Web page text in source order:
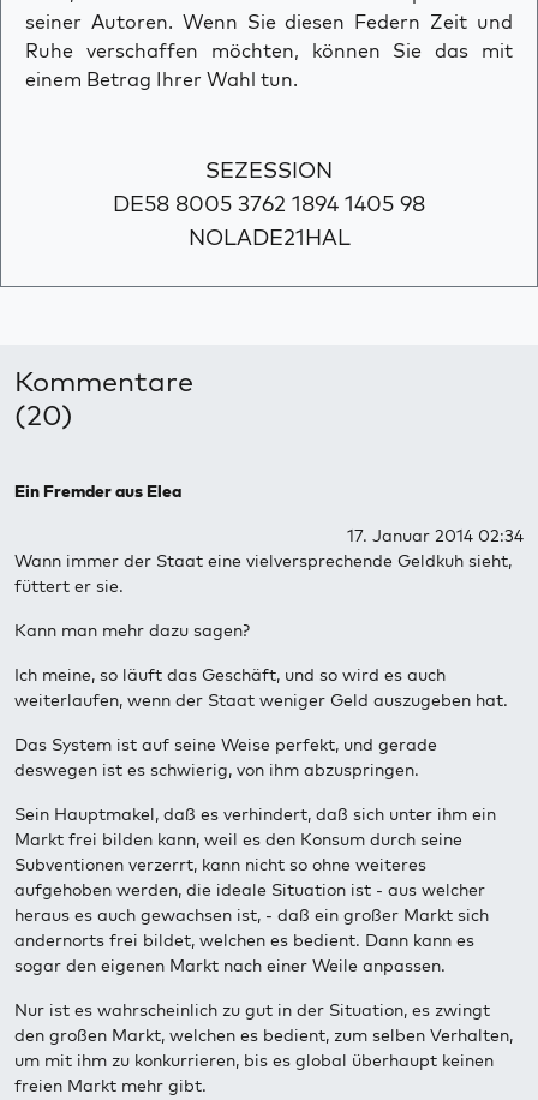
seiner Autoren. Wenn Sie diesen Federn Zeit und
Ruhe verschaffen möchten, können Sie das mit
einem Betrag Ihrer Wahl tun.
SEZESSION
DE58 8005 3762 1894 1405 98
NOLADE21HAL
Kommentare
(20)
Ein Fremder aus Elea
17. Januar 2014 02:34
Wann immer der Staat eine vielversprechende Geldkuh sieht,
füttert er sie.
Kann man mehr dazu sagen?
Ich meine, so läuft das Geschäft, und so wird es auch
weiterlaufen, wenn der Staat weniger Geld auszugeben hat.
Das System ist auf seine Weise perfekt, und gerade
deswegen ist es schwierig, von ihm abzuspringen.
Sein Hauptmakel, daß es verhindert, daß sich unter ihm ein
Markt frei bilden kann, weil es den Konsum durch seine
Subventionen verzerrt, kann nicht so ohne weiteres
aufgehoben werden, die ideale Situation ist - aus welcher
heraus es auch gewachsen ist, - daß ein großer Markt sich
andernorts frei bildet, welchen es bedient. Dann kann es
sogar den eigenen Markt nach einer Weile anpassen.
Nur ist es wahrscheinlich zu gut in der Situation, es zwingt
den großen Markt, welchen es bedient, zum selben Verhalten,
um mit ihm zu konkurrieren, bis es global überhaupt keinen
freien Markt mehr gibt.